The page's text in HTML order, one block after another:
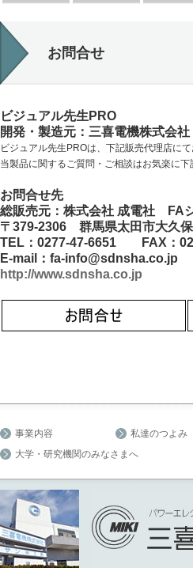
お問合せ
ビジュアル先生PRO
開発・製造元：三喜電機株式会社
ビジュアル先生PROは、下記販売代理店にて
当製品に関するご質問・ご相談はお気楽に下
お問合せ先
総販売元：株式会社 成電社 FA
〒379-2306 群馬県太田市大久
TEL：0277-47-6651 FAX：
E-mail：fa-info@sdnsha.co.jp
http://www.sdnsha.co.jp
事業内容 私達のつよみ
大学・研究機関のみなさまへ